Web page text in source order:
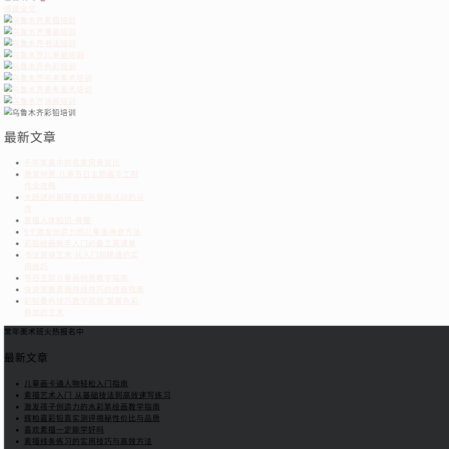
阅读全文
最新文章
千年笔墨中的名家风骨对比
激发创意 儿童节日主题画手工制
作全攻略
大跃进时期邳县农民壁画活动的运
作
素描人体知识-骨骼
5个激发创造力的儿童画神奇方法
彩铅绘画新手入门必备工具清单
书法装裱艺术 从入门到精通的实
用技巧
节日主题儿童画创意教学指南
快速掌握素描排线技巧的终极指南
彩铅叠色技巧教学视频 掌握色彩
叠加的艺术
常年美术班火热报名中
最新文章
儿童画卡通人物轻松入门指南
素描艺术入门 从基础技法到高效速写练习
激发孩子创造力的水彩笔绘画教学指南
辉柏嘉彩铅真实测评揭秘性价比与品质
喜欢素描一定能学好吗
素描线条练习的实用技巧与高效方法